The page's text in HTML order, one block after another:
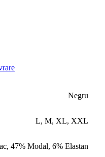
Negru
L, M, XL, XXL
, 47% Modal, 6% Elastan